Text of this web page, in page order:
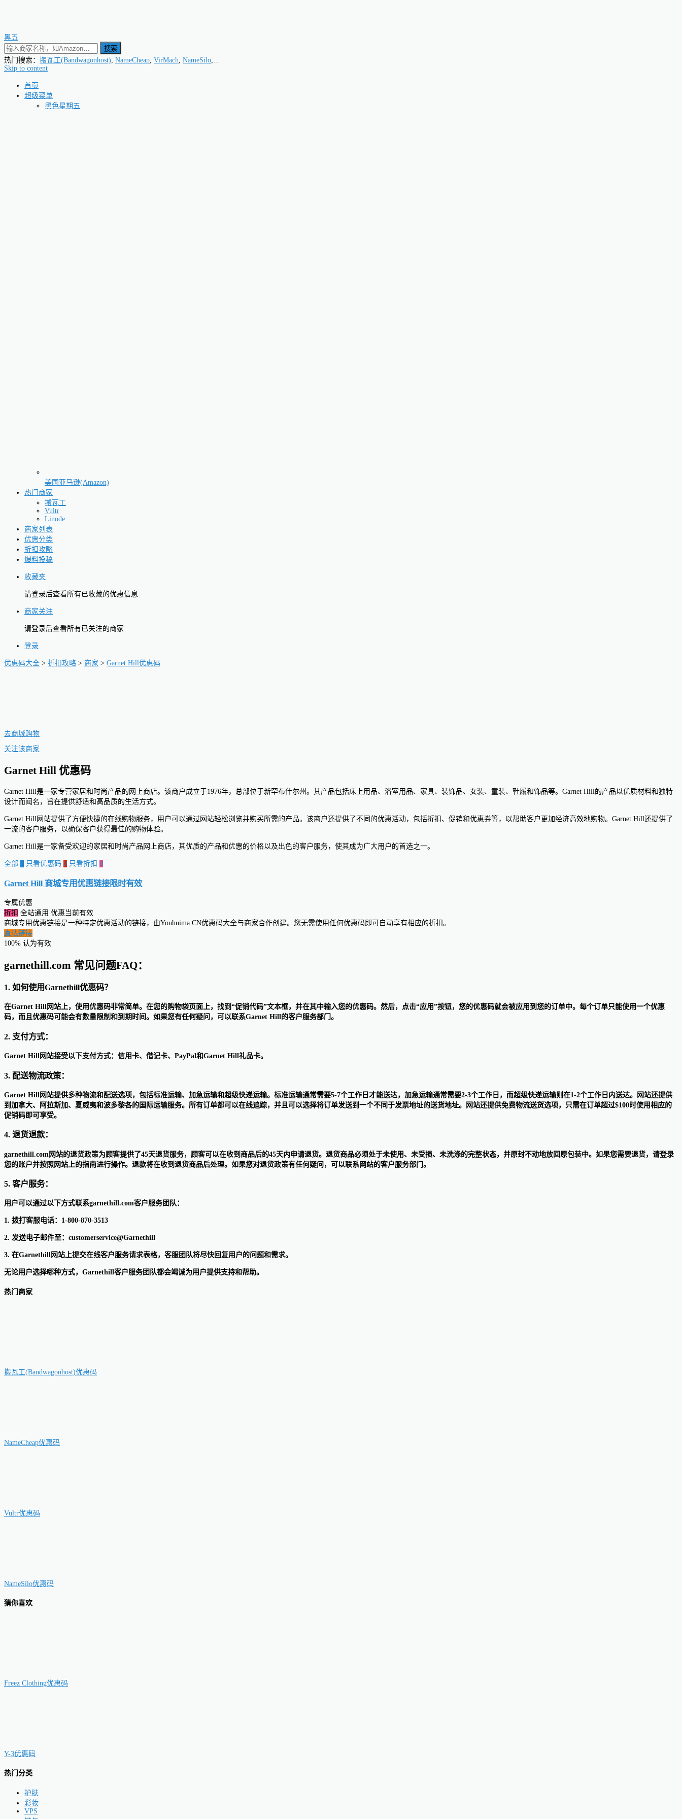
黑五
搜索
热门搜索： 搬瓦工(Bandwagonhost), NameCheap, VirMach, NameSilo,...
Skip to content
首页
超级菜单
黑色星期五
美国亚马逊(Amazon)
热门商家
搬瓦工
Vultr
Linode
商家列表
优惠分类
折扣攻略
爆料投稿
收藏夹
请登录后查看所有已收藏的优惠信息
商家关注
请登录后查看所有已关注的商家
登录
优惠码大全 > 折扣攻略 > 商家 > Garnet Hill优惠码
去商城购物
关注该商家
Garnet Hill 优惠码
Garnet Hill是一家专营家居和时尚产品的网上商店。该商户成立于1976年，总部位于新罕布什尔州。其产品包括床上用品、浴室用品、家具、装饰品、女装、童装、鞋履和饰品等。Garnet Hill的产品以优质材料和独特
设计而闻名，旨在提供舒适和高品质的生活方式。
Garnet Hill网站提供了方便快捷的在线购物服务，用户可以通过网站轻松浏览并购买所需的产品。该商户还提供了不同的优惠活动，包括折扣、促销和优惠券等，以帮助客户更加经济高效地购物。Garnet Hill还提供了
一流的客户服务，以确保客户获得最佳的购物体验。
Garnet Hill是一家备受欢迎的家居和时尚产品网上商店，其优质的产品和优惠的价格以及出色的客户服务，使其成为广大用户的首选之一。
全部 只看优惠码 0 只看折扣 0
Garnet Hill 商城专用优惠链接限时有效
专属优惠
折扣 全站通用 优惠当前有效
商城专用优惠链接是一种特定优惠活动的链接，由Youhuima.CN优惠码大全与商家合作创建。您无需使用任何优惠码即可自动享有相应的折扣。
直达链接
100% 认为有效
garnethill.com 常见问题FAQ：
1. 如何使用Garnethill优惠码？
在Garnet Hill网站上，使用优惠码非常简单。在您的购物袋页面上，找到“促销代码”文本框，并在其中输入您的优惠码。然后，点击“应用”按钮，您的优惠码就会被应用到您的订单中。每个订单只能使用一个优惠
码，而且优惠码可能会有数量限制和到期时间。如果您有任何疑问，可以联系Garnet Hill的客户服务部门。
2. 支付方式：
Garnet Hill网站接受以下支付方式：信用卡、借记卡、PayPal和Garnet Hill礼品卡。
3. 配送物流政策：
Garnet Hill网站提供多种物流和配送选项，包括标准运输、加急运输和超级快递运输。标准运输通常需要5-7个工作日才能送达，加急运输通常需要2-3个工作日，而超级快递运输则在1-2个工作日内送达。网站还提供
到加拿大、阿拉斯加、夏威夷和波多黎各的国际运输服务。所有订单都可以在线追踪，并且可以选择将订单发送到一个不同于发票地址的送货地址。网站还提供免费物流送货选项，只需在订单超过$100时使用相应的
促销码即可享受。
4. 退货退款：
garnethill.com网站的退货政策为顾客提供了45天退货服务，顾客可以在收到商品后的45天内申请退货。退货商品必须处于未使用、未受损、未洗涤的完整状态，并原封不动地放回原包装中。如果您需要退货，请登录
您的账户并按照网站上的指南进行操作。退款将在收到退货商品后处理。如果您对退货政策有任何疑问，可以联系网站的客户服务部门。
5. 客户服务：
用户可以通过以下方式联系garnethill.com客户服务团队：
1. 拨打客服电话：1-800-870-3513
2. 发送电子邮件至：customerservice@Garnethill
3. 在Garnethill网站上提交在线客户服务请求表格，客服团队将尽快回复用户的问题和需求。
无论用户选择哪种方式，Garnethill客户服务团队都会竭诚为用户提供支持和帮助。
热门商家
搬瓦工(Bandwagonhost)优惠码
NameCheap优惠码
Vultr优惠码
NameSilo优惠码
猜你喜欢
Freez Clothing优惠码
Y-3优惠码
热门分类
护肤
彩妆
VPS